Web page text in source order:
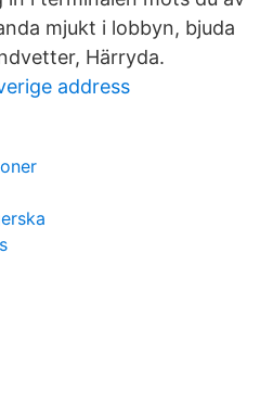
mjukt i lobbyn, bjuda
Härryda.
address